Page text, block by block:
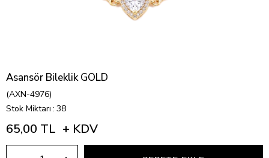
Asansör Bileklik GOLD
(AXN-4976)
Stok Miktarı : 38
65,00 TL + KDV